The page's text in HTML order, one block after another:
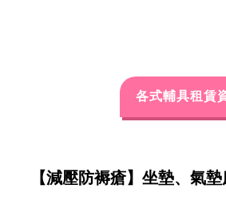
各式輔具租賃
【減壓防褥瘡】坐墊、氣墊